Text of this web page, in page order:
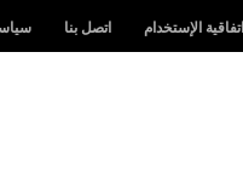
اتفاقية الإستخدام اتصل بنا